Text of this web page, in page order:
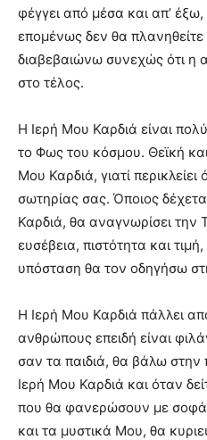
φέγγει από μέσα και απ’
επομένως δεν θα
διαβεβαιώνω συνεχώς ότι η
στο τέλος.
Η Ιερή Μου Καρδιά είναι
το Φως του κόσμου. Θεϊκή
Μου Καρδιά, γιατί
σωτηρίας σας. Όποιος
Καρδιά, θα αναγνωρίσει την
ευσέβεια, πιστότητα και
υπόσταση θα τον οδηγήσω
Η Ιερή Μου Καρδιά πάλλει
ανθρώπους επειδή είναι
σαν τα παιδιά, θα βάλω
Ιερή Μου Καρδιά και όταν
που θα φανερώσουν με σοφά
και τα μυστικά Μου, θα